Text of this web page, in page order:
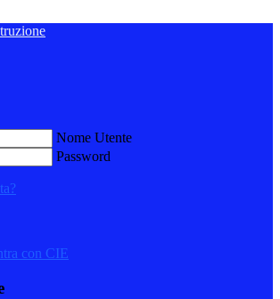
Nome Utente
Password
con CIE